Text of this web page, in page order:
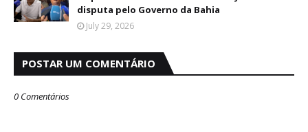
disputa pelo Governo da Bahia
July 29, 2026
POSTAR UM COMENTÁRIO
0 Comentários